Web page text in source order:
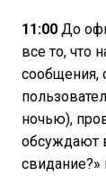
11:00 До
все то, что
сообщения,
ночью),
обсуждают